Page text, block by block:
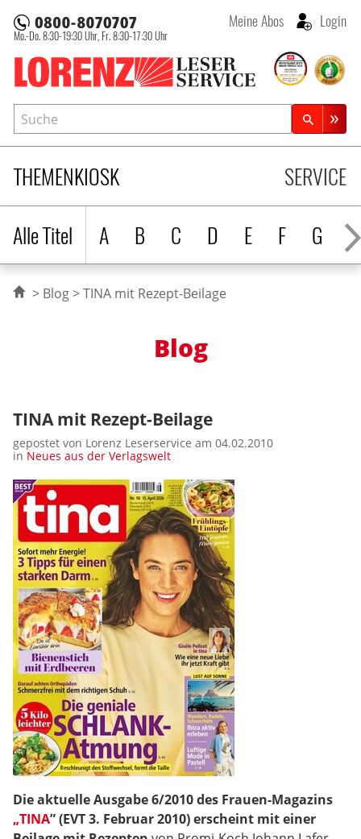
Lorenz Leserservice
Mo.-Do. 8:30-19:30 Uhr, Fr. 8:30-17:30 Uhr
Meine Abos Login
THEMENKIOSK
Alle Titel
A B C D E F G H
SERVICE
Suche
Zeitschriftensuche
Blog TINA mit Rezept-Beilage
Blog
TINA mit Rezept-Beilage
gepostet von Lorenz Leserservice am 04.02.2010
in Neues aus der Verlagswelt
Die aktuelle Ausgabe 6/2010 des Frauen-Magazins
„TINA” (EVT 3. Februar 2010) erscheint mit einer